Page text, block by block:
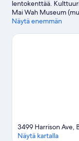
lentokenttää.
Mai Wah Museum
joihinkin alueen
ja Labyrinth ovat
Näytä enemmän
3499 Harrison Ave,
Näytä kartalla